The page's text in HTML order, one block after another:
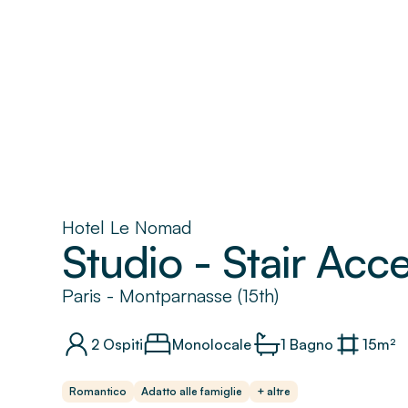
Hotel Le Nomad
Studio - Stair
Paris - Montparnasse (15th)
2 Ospiti Monolocale 1 Bagno 15m²
Romantico Adatto alle famiglie + altre